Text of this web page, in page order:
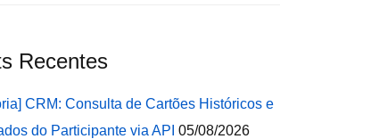
Recentes
CRM: Consulta de Cartões Históricos e
do Participante via API 05/08/2026